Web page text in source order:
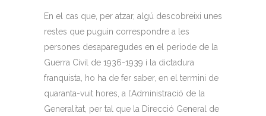
En el cas que, per atzar, algú descobreixi unes
restes que puguin correspondre a les
persones desaparegudes en el període de la
Guerra Civil de 1936-1939 i la dictadura
franquista, ho ha de fer saber, en el termini de
quaranta-vuit hores, a l’Administració de la
Generalitat, per tal que la Direcció General de